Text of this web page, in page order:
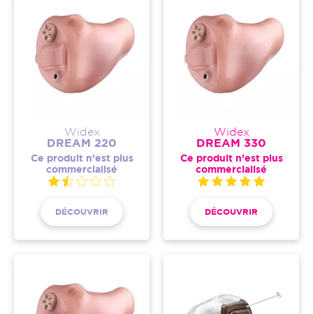
Widex
DREAM 220
Ce produit n’est plus
commercialisé
DÉCOUVRIR
Widex
DREAM 330
Ce produit n’est plus
commercialisé
DÉCOUVRIR